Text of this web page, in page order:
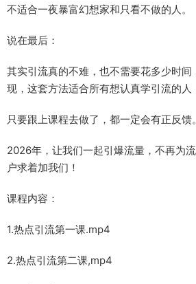
不适合一夜暴富幻想家和只看不做的人。​
说在最后：​
其实引流真的不难，也不需要花多少时
现，这套方法适合所有想认真学引流的人
只要跟上课程去做了，都一定会有正反馈。​
2026年，让我们一起引爆流量，不再为
户求着加我们！
课程内容：
1.热点引流第一课.mp4
2.热点引流第二课,mp4